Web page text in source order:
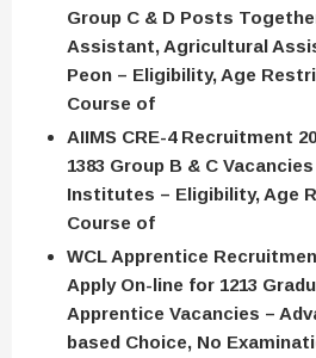
Group C & D Posts
Assistant, Agricultural
Peon – Eligibility, Age
Course of
AIIMS CRE-4 Recruitment
1383 Group B & C
Institutes – Eligibility, Age
Course of
WCL Apprentice
Apply On-line for 1213
Apprentice Vacancies –
based Choice, No